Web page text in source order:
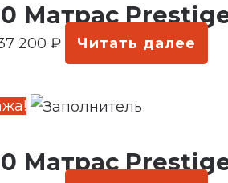
Матрас
200 ₽
37
200 ₽.
Читать далее
Матрас
Текущая
37